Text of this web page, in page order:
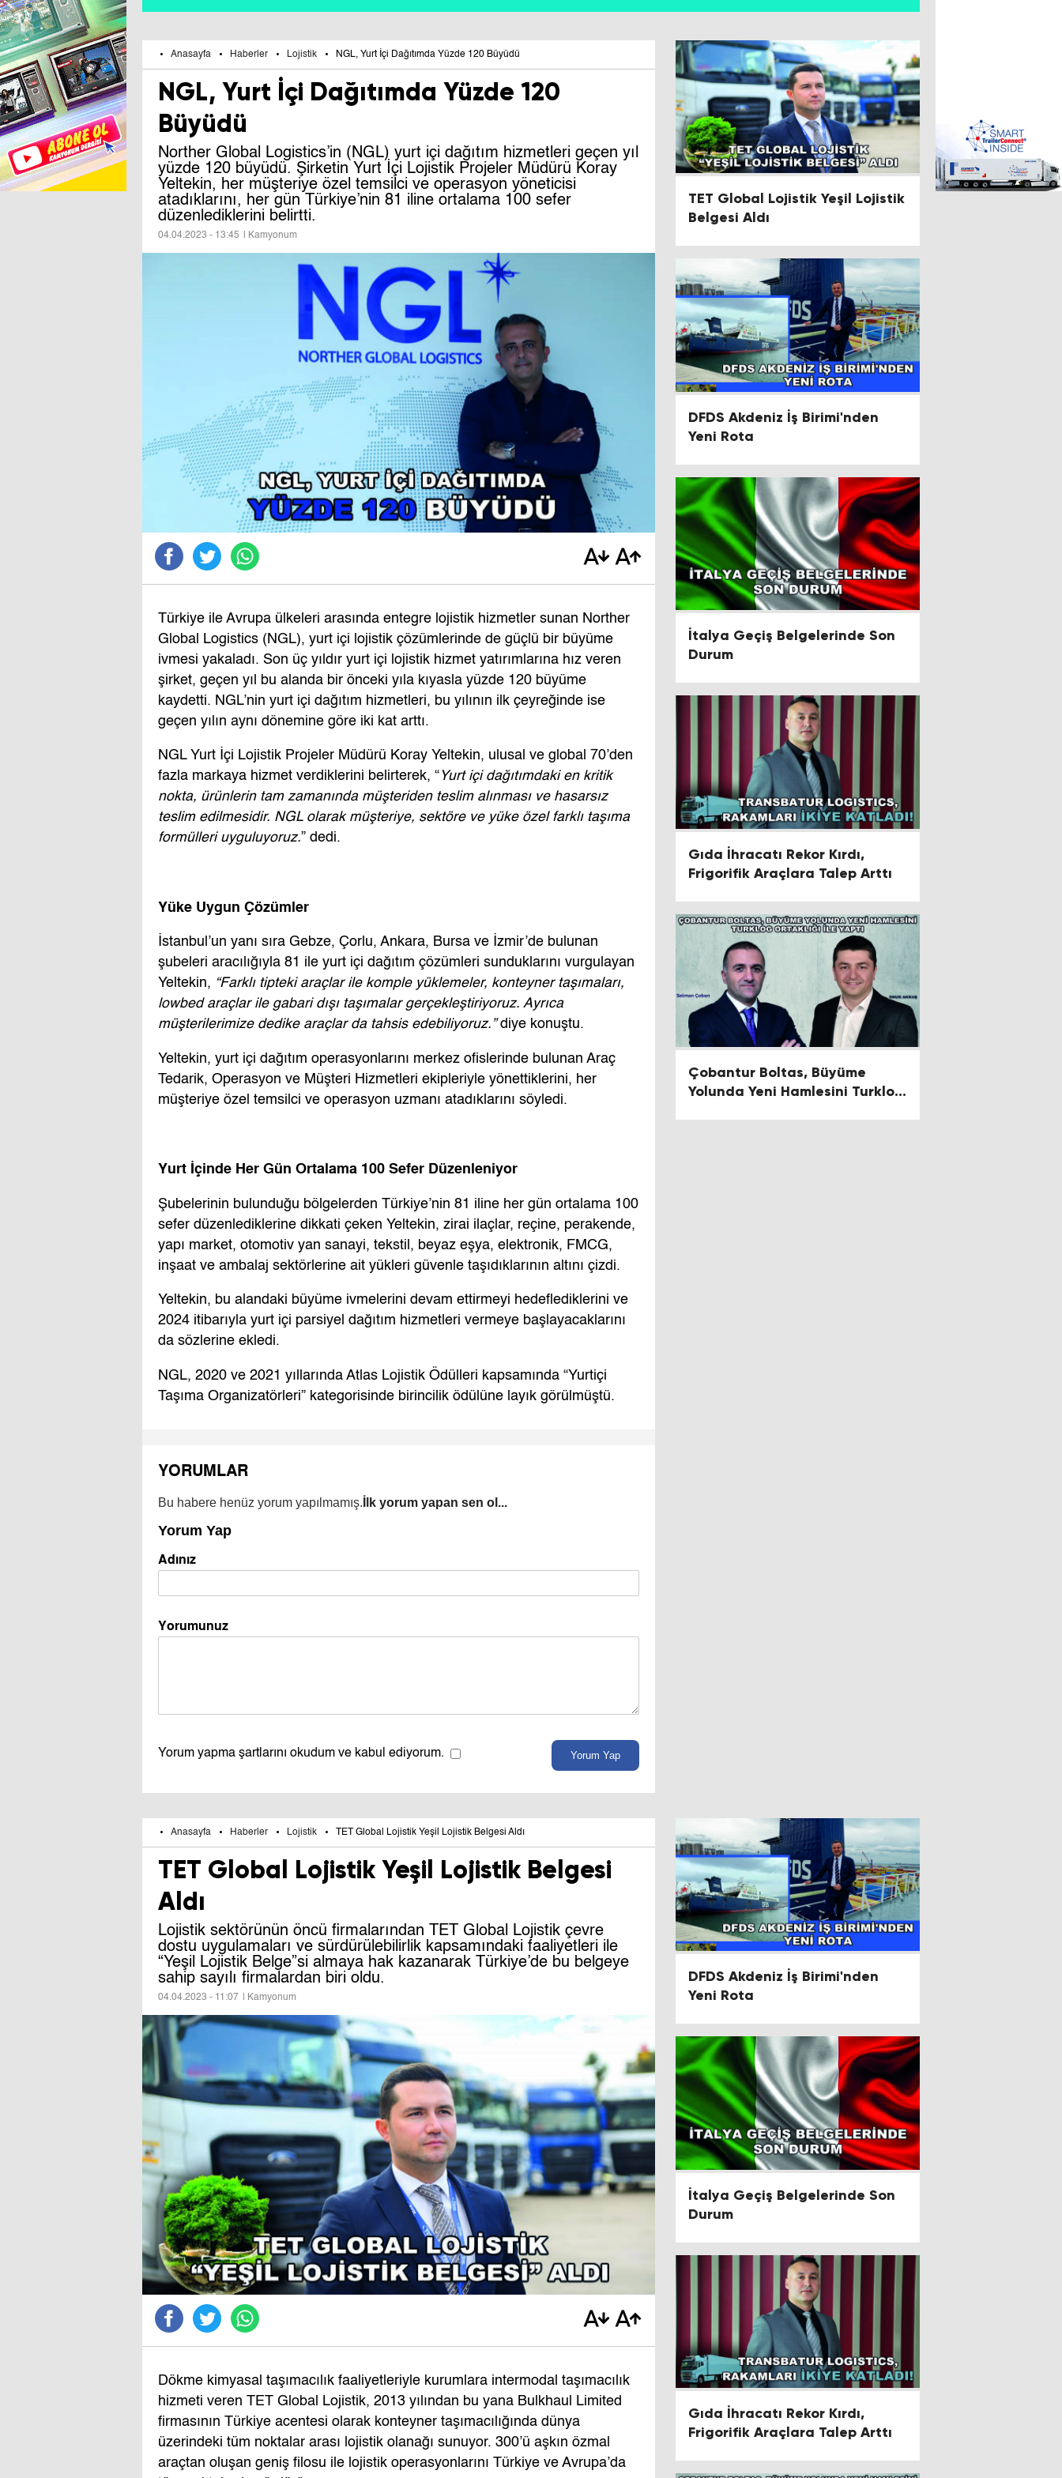
Anasayfa Haberler Lojistik NGL, Yurt İçi Dağıtımda Yüzde 120 Büyüdü
NGL, Yurt İçi Dağıtımda Yüzde 120
Büyüdü
Norther Global Logistics’in (NGL) yurt içi dağıtım hizmetleri geçen yıl
yüzde 120 büyüdü. Şirketin Yurt İçi Lojistik Projeler Müdürü Koray
Yeltekin, her müşteriye özel temsilci ve operasyon yöneticisi
atadıklarını, her gün Türkiye’nin 81 iline ortalama 100 sefer
düzenlediklerini belirtti.
04.04.2023 - 13:45 | Kamyonum
Türkiye ile Avrupa ülkeleri arasında entegre lojistik hizmetler sunan Norther
Global Logistics (NGL), yurt içi lojistik çözümlerinde de güçlü bir büyüme
ivmesi yakaladı. Son üç yıldır yurt içi lojistik hizmet yatırımlarına hız veren
şirket, geçen yıl bu alanda bir önceki yıla kıyasla yüzde 120 büyüme
kaydetti. NGL’nin yurt içi dağıtım hizmetleri, bu yılının ilk çeyreğinde ise
geçen yılın aynı dönemine göre iki kat arttı.
NGL Yurt İçi Lojistik Projeler Müdürü Koray Yeltekin, ulusal ve global 70’den
fazla markaya hizmet verdiklerini belirterek, “ Yurt içi dağıtımdaki en kritik
nokta, ürünlerin tam zamanında müşteriden teslim alınması ve hasarsız
teslim edilmesidir. NGL olarak müşteriye, sektöre ve yüke özel farklı taşıma
formülleri uyguluyoruz.” dedi.
Yüke Uygun Çözümler
İstanbul’un yanı sıra Gebze, Çorlu, Ankara, Bursa ve İzmir’de bulunan
şubeleri aracılığıyla 81 ile yurt içi dağıtım çözümleri sunduklarını vurgulayan
Yeltekin, “Farklı tipteki araçlar ile komple yüklemeler, konteyner taşımaları,
lowbed araçlar ile gabari dışı taşımalar gerçekleştiriyoruz. Ayrıca
müşterilerimize dedike araçlar da tahsis edebiliyoruz.”diye konuştu.
Yeltekin, yurt içi dağıtım operasyonlarını merkez ofislerinde bulunan Araç
Tedarik, Operasyon ve Müşteri Hizmetleri ekipleriyle yönettiklerini, her
müşteriye özel temsilci ve operasyon uzmanı atadıklarını söyledi.
Yurt İçinde Her Gün Ortalama 100 Sefer Düzenleniyor
Şubelerinin bulunduğu bölgelerden Türkiye’nin 81 iline her gün ortalama 100
sefer düzenlediklerine dikkati çeken Yeltekin, zirai ilaçlar, reçine, perakende,
yapı market, otomotiv yan sanayi, tekstil, beyaz eşya, elektronik, FMCG,
inşaat ve ambalaj sektörlerine ait yükleri güvenle taşıdıklarının altını çizdi.
Yeltekin, bu alandaki büyüme ivmelerini devam ettirmeyi hedeflediklerini ve
2024 itibarıyla yurt içi parsiyel dağıtım hizmetleri vermeye başlayacaklarını
da sözlerine ekledi.
NGL, 2020 ve 2021 yıllarında Atlas Lojistik Ödülleri kapsamında “Yurtiçi
Taşıma Organizatörleri” kategorisinde birincilik ödülüne layık görülmüştü.
YORUMLAR
Bu habere henüz yorum yapılmamış. İlk yorum yapan sen ol...
Yorum Yap
Adınız
Yorumunuz
Yorum yapma şartlarını okudum ve kabul ediyorum. Yorum Yap
TET Global Lojistik Yeşil Lojistik
Belgesi Aldı
DFDS Akdeniz İş Birimi'nden
Yeni Rota
İtalya Geçiş Belgelerinde Son
Durum
Gıda İhracatı Rekor Kırdı,
Frigorifik Araçlara Talep Arttı
Çobantur Boltas, Büyüme
Yolunda Yeni Hamlesini Turklog
Anasayfa Haberler Lojistik TET Global Lojistik Yeşil Lojistik Belgesi Aldı
TET Global Lojistik Yeşil Lojistik Belgesi
Aldı
Lojistik sektörünün öncü firmalarından TET Global Lojistik çevre
dostu uygulamaları ve sürdürülebilirlik kapsamındaki faaliyetleri ile
“Yeşil Lojistik Belge”si almaya hak kazanarak Türkiye’de bu belgeye
sahip sayılı firmalardan biri oldu.
04.04.2023 - 11:07 | Kamyonum
Dökme kimyasal taşımacılık faaliyetleriyle kurumlara intermodal taşımacılık
hizmeti veren TET Global Lojistik, 2013 yılından bu yana Bulkhaul Limited
firmasının Türkiye acentesi olarak konteyner taşımacılığında dünya
üzerindeki tüm noktalar arası lojistik olanağı sunuyor. 300’ü aşkın özmal
araçtan oluşan geniş filosu ile lojistik operasyonlarını Türkiye ve Avrupa’da
DFDS Akdeniz İş Birimi'nden
Yeni Rota
İtalya Geçiş Belgelerinde Son
Durum
Gıda İhracatı Rekor Kırdı,
Frigorifik Araçlara Talep Arttı